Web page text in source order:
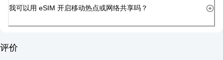
我可以用 eSIM 开启移动热点或网络共享吗？
评价